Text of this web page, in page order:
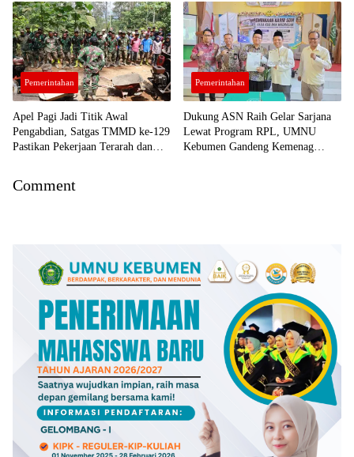
Pembangunan
Pemerintahan
Apel Pagi Jadi Titik Awal
Pengabdian, Satgas TMMD ke-129
Pastikan Pekerjaan Terarah dan
Pemerintahan
Dukung ASN Raih Gelar Sarjana
Lewat Program RPL, UMNU
Kebumen Gandeng Kemenag
Comment